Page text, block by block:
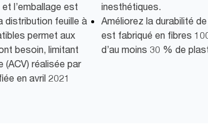
l’emballage est
distribution feuille à
permet aux
besoin, limitant
(ACV) réalisée par
en avril 2021
inesthétiques.
Améliorez la durabilité
est fabriqué en fibres
d’au moins 30 % de